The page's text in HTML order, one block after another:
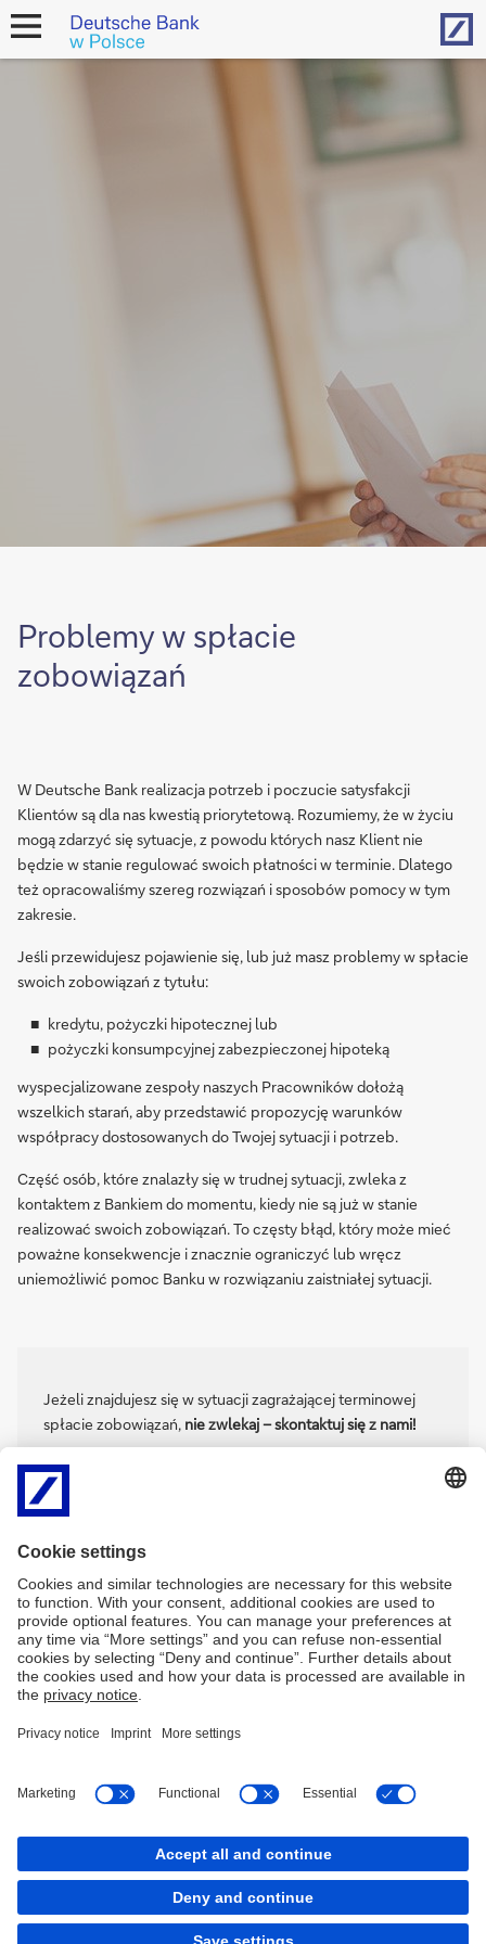
open
Problemy w spłacie
zobowiązań
W Deutsche Bank realizacja potrzeb i poczucie satysfakcji
Klientów są dla nas kwestią priorytetową. Rozumiemy, że w życiu
mogą zdarzyć się sytuacje, z powodu których nasz Klient nie
będzie w stanie regulować swoich płatności w terminie. Dlatego
też opracowaliśmy szereg rozwiązań i sposobów pomocy w tym
zakresie.
Jeśli przewidujesz pojawienie się, lub już masz problemy w spłacie
swoich zobowiązań z tytułu:
kredytu, pożyczki hipotecznej lub
pożyczki konsumpcyjnej zabezpieczonej hipoteką
wyspecjalizowane zespoły naszych Pracowników dołożą
wszelkich starań, aby przedstawić propozycję warunków
współpracy dostosowanych do Twojej sytuacji i potrzeb.
Część osób, które znalazły się w trudnej sytuacji, zwleka z
kontaktem z Bankiem do momentu, kiedy nie są już w stanie
realizować swoich zobowiązań. To częsty błąd, który może mieć
poważne konsekwencje i znacznie ograniczyć lub wręcz
uniemożliwić pomoc Banku w rozwiązaniu zaistniałej sytuacji.
Jeżeli znajdujesz się w sytuacji zagrażającej terminowej
spłacie zobowiązań, nie zwlekaj – skontaktuj się z nami!
pt. w godz. 09:00 – 18:00)
Listownie - pod adresem: Deutsche Bank Polska S.A.,
Departament Windykacji Należności, al. Armii Ludowej 26,
00-609 Warszawa
Mailowo – pod adresem: zapytania.dwn@db.com
Imprint Nota prawna
Polityka plików
Mapa serwisu
Cookies
back to top
Copyright © 2026 Deutsche Bank AG, Frankfurt am